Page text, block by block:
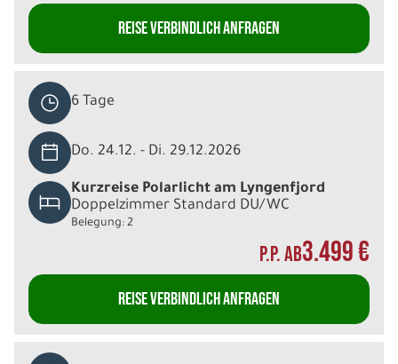
REISE VERBINDLICH ANFRAGEN
6 Tage
Do. 24.12. - Di. 29.12.2026
Kurzreise Polarlicht am Lyngenfjord
Doppelzimmer Standard DU/WC
Belegung: 2
P.P. AB3.499 €
REISE VERBINDLICH ANFRAGEN